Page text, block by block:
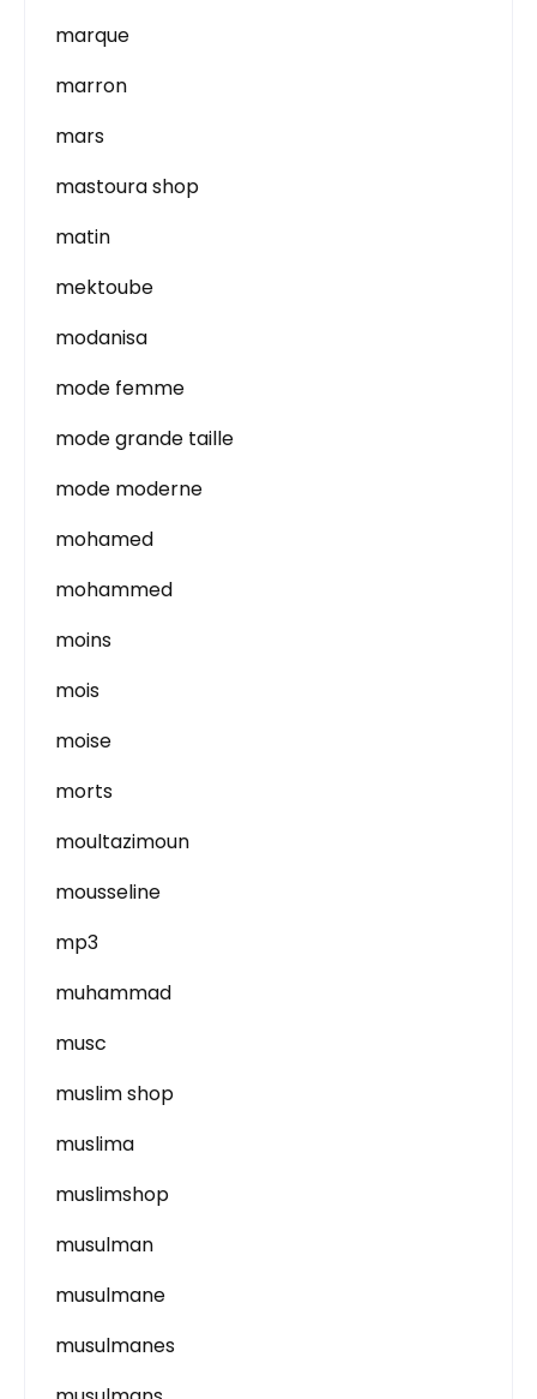
marque
marron
mars
mastoura shop
matin
mektoube
modanisa
mode femme
mode grande taille
mode moderne
mohamed
mohammed
moins
mois
moise
morts
moultazimoun
mousseline
mp3
muhammad
musc
muslim shop
muslima
muslimshop
musulman
musulmane
musulmanes